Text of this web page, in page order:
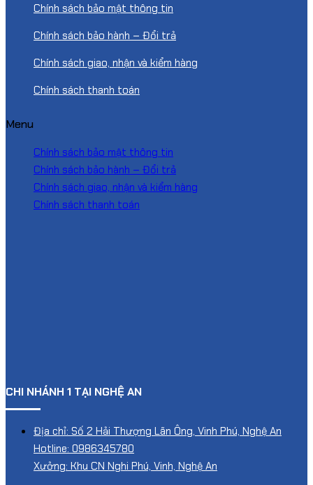
Chính sách bảo mật thông tin
Chính sách bảo hành – Đổi trả
Chính sách giao, nhận và kiểm hàng
Chính sách thanh toán
Menu
Chính sách bảo mật thông tin
Chính sách bảo hành – Đổi trả
Chính sách giao, nhận và kiểm hàng
Chính sách thanh toán
CHI NHÁNH 1 TẠI NGHỆ AN
Địa chỉ: Số 2 Hải Thượng Lãn Ông, Vinh Phú, Nghệ An
Hotline: 0986345780
Xưởng: Khu CN Nghi Phú, Vinh, Nghệ An